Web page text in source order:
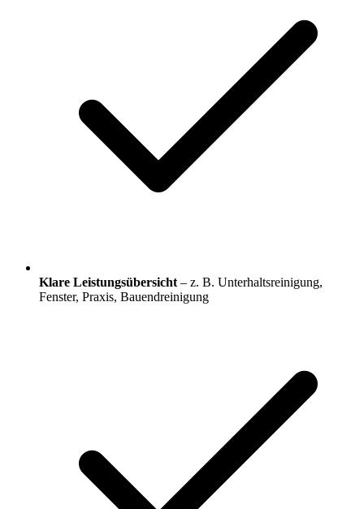
Klare Leistungsübersicht – z. B. Unterhaltsreinigung,
Fenster, Praxis, Bauendreinigung